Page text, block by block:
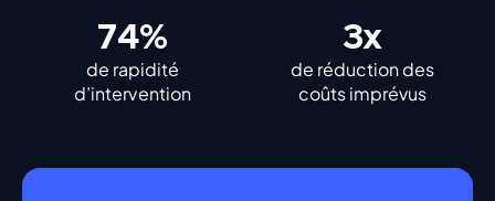
82%
de rapidité
d’intervention
3x
de réduction des
coûts imprévus